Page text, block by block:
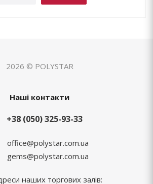
2026 © POLYSTAR
Наші контакти
+38 (050) 325-93-33
office@polystar.com.ua
gems@polystar.com.ua
наших торгових залів: